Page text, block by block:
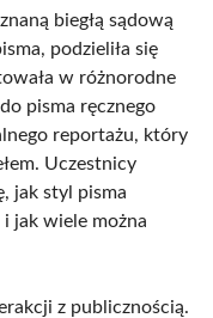
biegłą sądową
podzieliła się
w różnorodne
pisma ręcznego
reportażu, który
Uczestnicy
jak styl pisma
jak wiele można
z publicznością.